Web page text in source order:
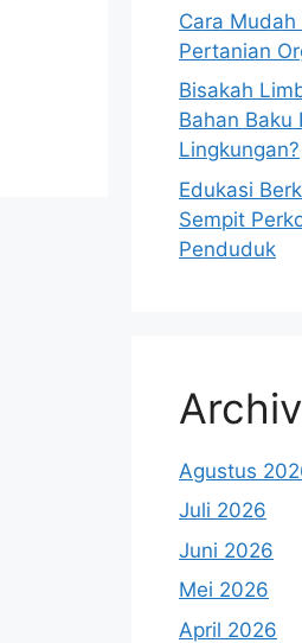
Cara
Pertanian
Bisakah
Bahan Baku
Lingkungan?
Edukasi
Sempit
Penduduk
Agustus
Juli 2026
Juni 2026
Mei 2026
April 2026